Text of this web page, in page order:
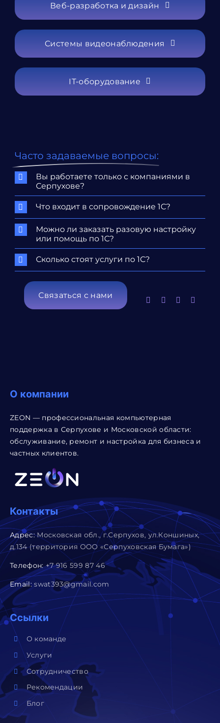
Веб-разработка и дизайн
Системы видеонаблюдения
IT-оборудование
Часто задаваемые вопросы:
Вы работаете только с компаниями в
Серпухове?
Что входит в сопровождение 1С?
Можно ли заказать разовую настройку
или помощь по 1С?
Сколько стоят услуги по 1С?
Связаться с нами
О компании
ZEON — профессиональная компьютерная
поддержка в Серпухове и Московской области:
обслуживание, ремонт и настройка для бизнеса и
частных клиентов.
Контакты
Адрес:Московская обл., г.Серпухов, ул.Коншиных,
д.134 (территория ООО «Серпуховская Бумага»)
Телефон:+7 916 599 87 46
Email:swat393@gmail.com
Ссылки
О команде
Услуги
Сотрудничество
Рекомендации
Блог